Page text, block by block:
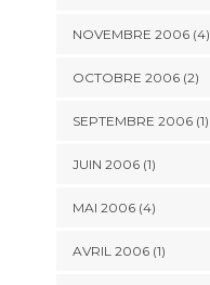
NOVEMBRE 2006 (4)
OCTOBRE 2006 (2)
SEPTEMBRE 2006 (1)
JUIN 2006 (1)
MAI 2006 (4)
AVRIL 2006 (1)